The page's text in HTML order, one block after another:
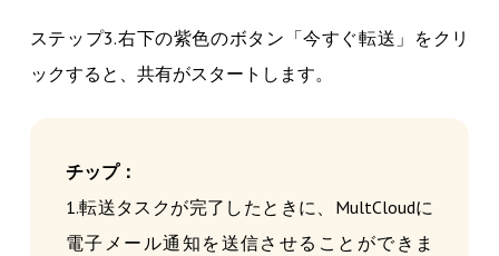
ステップ3.右下の紫色のボタン「今すぐ転送」をクリ
ックすると、共有がスタートします。
チップ：
1.転送タスクが完了したときに、MultCloudに
電子メール通知を送信させることができま